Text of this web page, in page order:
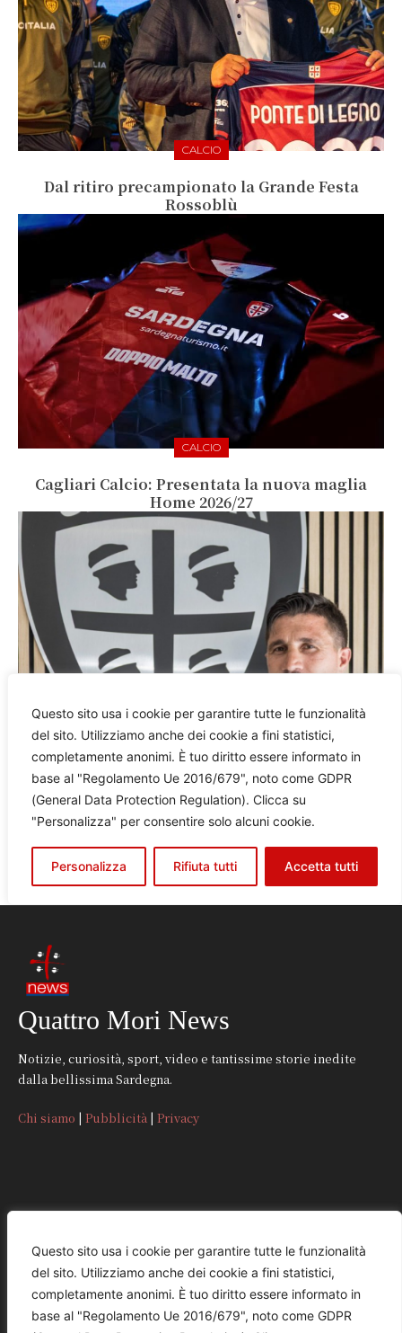
Questo sito usa i cookie per garantire tutte le funzionalità
del sito. Utilizziamo anche dei cookie a fini statistici,
completamente anonimi. È tuo diritto essere informato in
base al "Regolamento Ue 2016/679", noto come GDPR
Quattro Mori News
Notizie, curiosità, sport, video e tantissime storie inedite
dalla bellissima Sardegna.
Chi siamo | Pubblicità | Privacy
CONTATTI
REDAZIONE
redazione@quattromorinews.it